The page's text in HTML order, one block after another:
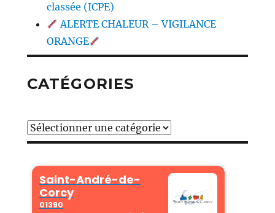
classée (ICPE)
ALERTE CHALEUR – VIGILANCE
ORANGE
CATÉGORIES
Catégories